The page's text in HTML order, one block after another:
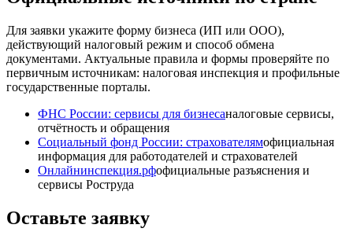
Для заявки укажите форму бизнеса (ИП или ООО),
действующий налоговый режим и способ обмена
документами. Актуальные правила и формы проверяйте по
первичным источникам: налоговая инспекция и профильные
государственные порталы.
ФНС России: сервисы для бизнесаналоговые сервисы,
отчётность и обращения
Социальный фонд России: страхователямофициальная
информация для работодателей и страхователей
Онлайнинспекция.рфофициальные разъяснения и
сервисы Роструда
Оставьте заявку